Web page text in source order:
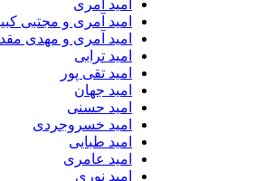
امید آمری
امید آمری و مجتبی کبیری
امید آمری و مهدی مقدم
امید ترابی
امید تقی پور
امید جهان
امید حسنی
امید خسروجردی
امید طبایی
امید عامری
امید نوری